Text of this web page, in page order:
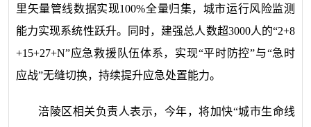
里矢量管线数据实现100%全量归集，城市运行风险监测
能力实现系统性跃升。同时，建强总人数超3000人的“2+8
+15+27+N”应急救援队伍体系，实现“平时防控”与“急时
应战”无缝切换，持续提升应急处置能力。
涪陵区相关负责人表示，今年，将加快“城市生命线